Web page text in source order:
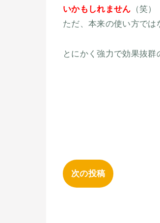
いかもしれません （笑）
ただ、本来の使い方では
とにかく強力で効果抜群
次の投稿